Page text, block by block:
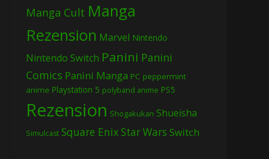
Manga Cult Manga
Rezension Marvel Nintendo
Nintendo Switch Panini Panini
Comics Panini Manga PC peppermint
anime Playstation 5 polyband anime PS5
Rezension Shogakukan Shueisha
Simulcast Square EnixStar Wars Switch